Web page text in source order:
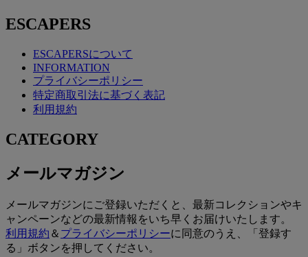
ESCAPERS
ESCAPERSについて
INFORMATION
プライバシーポリシー
特定商取引法に基づく表記
利用規約
CATEGORY
メールマガジン
メールマガジンにご登録いただくと、最新コレクションやキ
ャンペーンなどの最新情報をいち早くお届けいたします。
利用規約 ＆ プライバシーポリシーに同意のうえ、「登録す
る」ボタンを押してください。